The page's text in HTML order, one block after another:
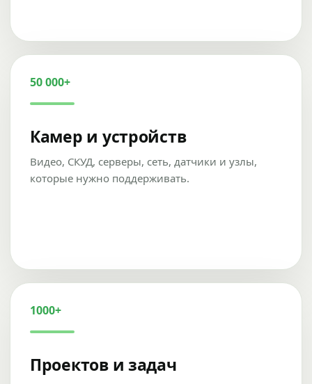
50 000+
Камер и устройств
Видео, СКУД, серверы, сеть, датчики и узлы,
которые нужно поддерживать.
1000+
Проектов и задач